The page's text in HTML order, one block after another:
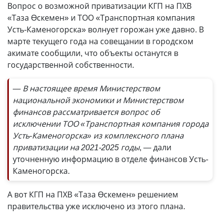
Вопрос о возможной приватизации КГП на ПХВ
«Таза Өскемен» и ТОО «Транспортная компания
Усть-Каменогорска» волнует горожан уже давно. В
марте текущего года на совещании в городском
акимате сообщили, что объекты останутся в
государственной собственности.
— В настоящее время Министерством
национальной экономики и Министерством
финансов рассматривается вопрос об
исключении ТОО «Транспортная компания города
Усть-Каменогорска» из комплексного плана
приватизации на 2021-2025 годы, — дали
уточненную информацию в отделе финансов Усть-
Каменогорска.
А вот КГП на ПХВ «Таза Өскемен» решением
правительства уже исключено из этого плана.